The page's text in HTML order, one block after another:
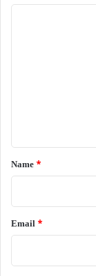
*
Name *
Email *